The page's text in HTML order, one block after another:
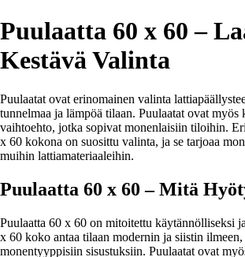
Puulaatta 60 x 60 –
Kestävä Valinta
Puulaatat ovat erinomainen valinta
tunnelmaa ja lämpöä tilaan. Puulaatat ovat myös
vaihtoehto, jotka sopivat monenlaisiin tiloihin.
x 60 kokona on suosittu valinta, ja se tarjoaa
muihin lattiamateriaaleihin.
Puulaatta 60 x 60 – Mitä
Puulaatta 60 x 60 on mitoitettu käytännölliseksi
x 60 koko antaa tilaan modernin ja siistin
monentyyppisiin sisustuksiin. Puulaatat ovat